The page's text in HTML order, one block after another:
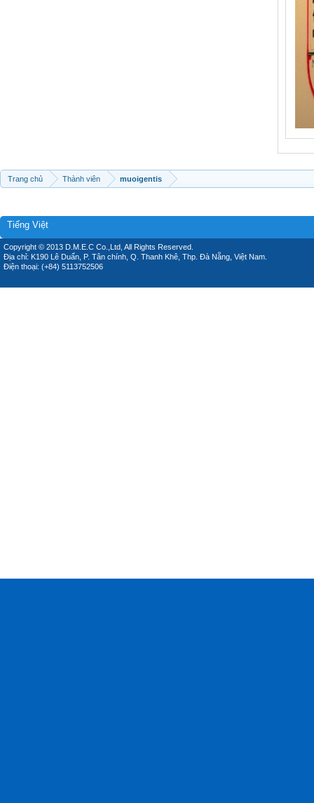
Trang chủ Thành viên muoigentis
Tiếng Việt
Copyright © 2013 D.M.E.C Co.,Ltd, All Rights Reserved.
Địa chỉ: K190 Lê Duẩn, P. Tân chính, Q. Thanh Khê, Thp. Đà Nẵng, Việt Nam.
Điện thoại: (+84) 5113752506